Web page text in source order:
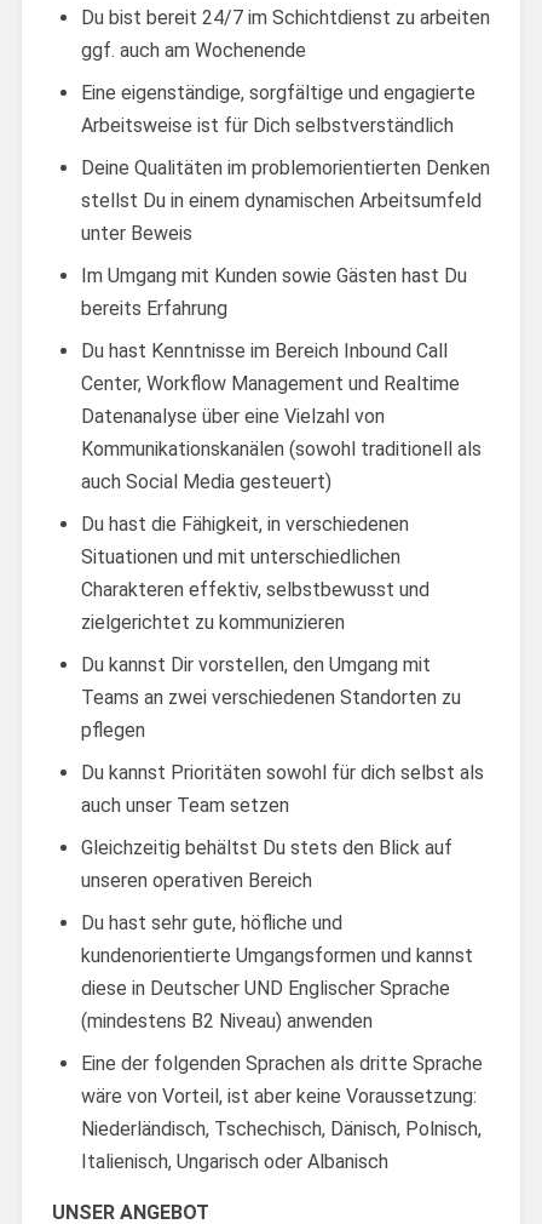
Du bist bereit 24/7 im Schichtdienst zu arbeiten
ggf. auch am Wochenende
Eine eigenständige, sorgfältige und engagierte
Arbeitsweise ist für Dich selbstverständlich
Deine Qualitäten im problemorientierten Denken
stellst Du in einem dynamischen Arbeitsumfeld
unter Beweis
Im Umgang mit Kunden sowie Gästen hast Du
bereits Erfahrung
Du hast Kenntnisse im Bereich Inbound Call
Center, Workflow Management und Realtime
Datenanalyse über eine Vielzahl von
Kommunikationskanälen (sowohl traditionell als
auch Social Media gesteuert)
Du hast die Fähigkeit, in verschiedenen
Situationen und mit unterschiedlichen
Charakteren effektiv, selbstbewusst und
zielgerichtet zu kommunizieren
Du kannst Dir vorstellen, den Umgang mit
Teams an zwei verschiedenen Standorten zu
pflegen
Du kannst Prioritäten sowohl für dich selbst als
auch unser Team setzen
Gleichzeitig behältst Du stets den Blick auf
unseren operativen Bereich
Du hast sehr gute, höfliche und
kundenorientierte Umgangsformen und kannst
diese in Deutscher UND Englischer Sprache
(mindestens B2 Niveau) anwenden
Eine der folgenden Sprachen als dritte Sprache
wäre von Vorteil, ist aber keine Voraussetzung:
Niederländisch, Tschechisch, Dänisch, Polnisch,
Italienisch, Ungarisch oder Albanisch
UNSER ANGEBOT